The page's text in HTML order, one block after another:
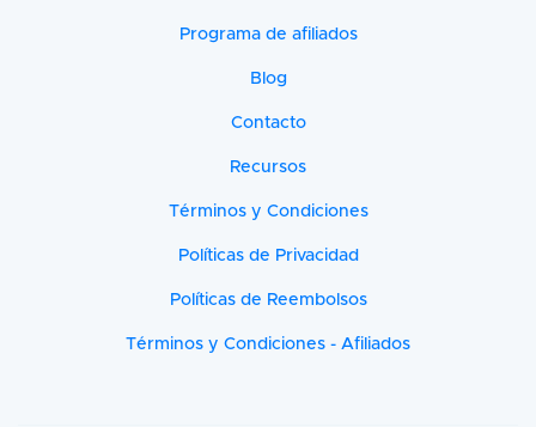
Programa de afiliados
Blog
Contacto
Recursos
Términos y Condiciones
Políticas de Privacidad
Políticas de Reembolsos
Términos y Condiciones - Afiliados